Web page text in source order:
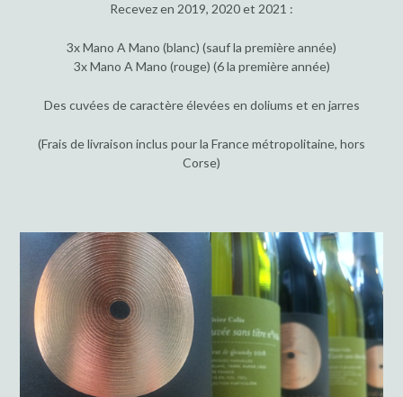
Recevez en 2019, 2020 et 2021 :
3x Mano A Mano (blanc) (sauf la première année)
3x Mano A Mano (rouge) (6 la première année)
Des cuvées de caractère élevées en doliums et en jarres
(Frais de livraison inclus pour la France métropolitaine, hors
Corse)